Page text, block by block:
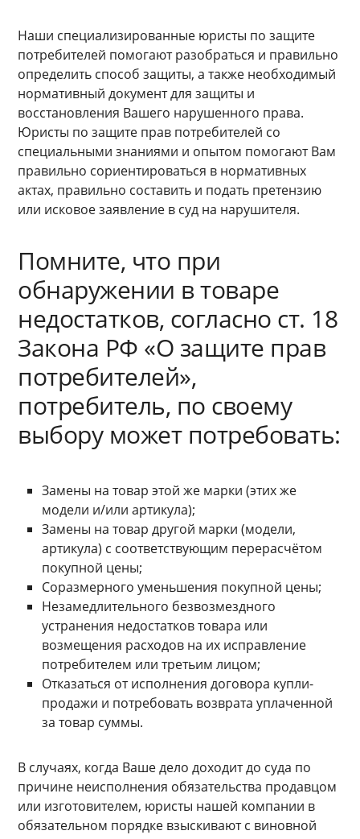
Наши специализированные юристы по защите
потребителей помогают разобраться и правильно
определить способ защиты, а также необходимый
нормативный документ для защиты и
восстановления Вашего нарушенного права.
Юристы по защите прав потребителей со
специальными знаниями и опытом помогают Вам
правильно сориентироваться в нормативных
актах, правильно составить и подать претензию
или исковое заявление в суд на нарушителя.
Помните, что при
обнаружении в товаре
недостатков, согласно ст. 18
Закона РФ «О защите прав
потребителей»,
потребитель, по своему
выбору может потребовать:
Замены на товар этой же марки (этих же
модели и/или артикула);
Замены на товар другой марки (модели,
артикула) с соответствующим перерасчётом
покупной цены;
Соразмерного уменьшения покупной цены;
Незамедлительного безвозмездного
устранения недостатков товара или
возмещения расходов на их исправление
потребителем или третьим лицом;
Отказаться от исполнения договора купли-
продажи и потребовать возврата уплаченной
за товар суммы.
В случаях, когда Ваше дело доходит до суда по
причине неисполнения обязательства продавцом
или изготовителем, юристы нашей компании в
обязательном порядке взыскивают с виновной